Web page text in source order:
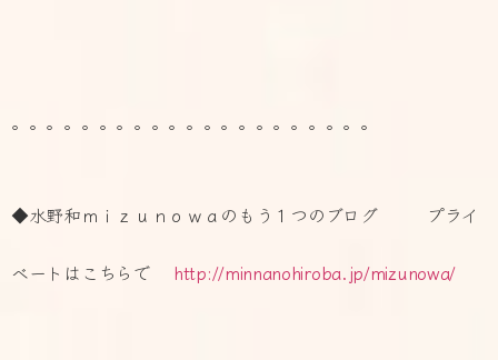
。。。。。。。。。。。。。。。。。。。。。
◆水野和ｍｉｚｕｎｏｗａのもう１つのブログ プライ
ベートはこちらで http://minnanohiroba.jp/mizunowa/